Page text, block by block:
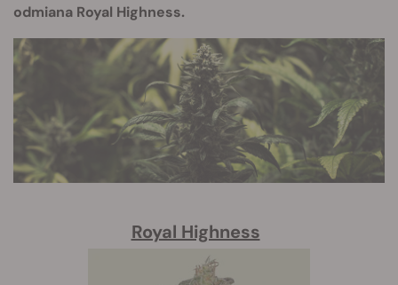
odmiana Royal Highness.
Royal Highness